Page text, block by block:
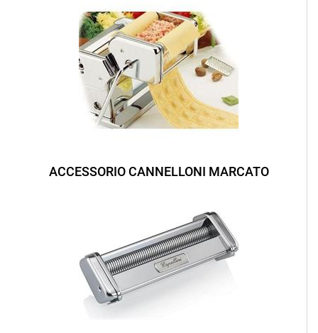
ACCESSORIO CANNELLONI MARCATO